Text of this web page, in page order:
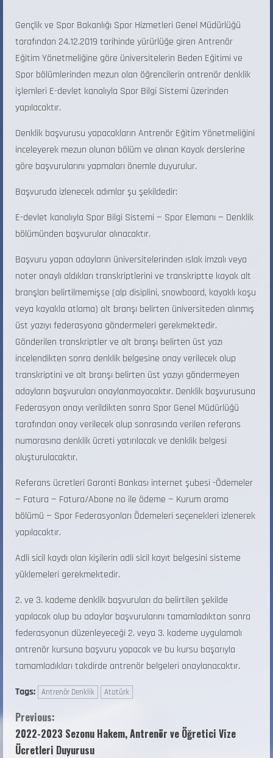
Gençlik ve Spor Bakanlığı Spor Hizmetleri Genel Müdürlüğü
tarafından 24.12.2019 tarihinde yürürlüğe giren Antrenör
Eğitim Yönetmeliğine göre üniversitelerin Beden Eğitimi ve
Spor bölümlerinden mezun olan öğrencilerin antrenör denklik
işlemleri E-devlet kanalıyla Spor Bilgi Sistemi üzerinden
yapılacaktır.
Denklik başvurusu yapacakların Antrenör Eğitim Yönetmeliğini
inceleyerek mezun olunan bölüm ve alınan Kayak derslerine
göre başvurularını yapmaları önemle duyurulur.
Başvuruda izlenecek adımlar şu şekildedir:
E-devlet kanalıyla Spor Bilgi Sistemi — Spor Elemanı — Denklik
bölümünden başvurular alınacaktır.
Başvuru yapan adayların üniversitelerinden ıslak imzalı veya
noter onaylı aldıkları transkriptlerini ve transkriptte kayak alt
branşları belirtilmemişse (alp disiplini, snowboard, kayaklı koşu
veya kayakla atlama) alt branşı belirten üniversiteden alınmış
üst yazıyı federasyona göndermeleri gerekmektedir.
Gönderilen transkriptler ve alt branşı belirten üst yazı
incelendikten sonra denklik belgesine onay verilecek olup
transkriptini ve alt branşı belirten üst yazıyı göndermeyen
adayların başvuruları onaylanmayacaktır. Denklik başvurusuna
Federasyon onayı verildikten sonra Spor Genel Müdürlüğü
tarafından onay verilecek olup sonrasında verilen referans
numarasına denklik ücreti yatırılacak ve denklik belgesi
oluşturulacaktır.
Referans ücretleri Garanti Bankası internet şubesi -Ödemeler
— Fatura — Fatura/Abone no ile ödeme — Kurum arama
bölümü — Spor Federasyonları Ödemeleri seçenekleri izlenerek
yapılacaktır.
Adli sicil kaydı olan kişilerin adli sicil kayıt belgesini sisteme
yüklemeleri gerekmektedir.
2. ve 3. kademe denklik başvuruları da belirtilen şekilde
yapılacak olup bu adaylar başvurularını tamamladıktan sonra
federasyonun düzenleyeceği 2. veya 3. kademe uygulamalı
antrenör kursuna başvuru yapacak ve bu kursu başarıyla
tamamladıkları takdirde antrenör belgeleri onaylanacaktır.
Tags:
Antrenör Denklik Atatürk
Previous:
2022-2023 Sezonu Hakem, Antrenör ve Öğretici Vize
Ücretleri Duyurusu